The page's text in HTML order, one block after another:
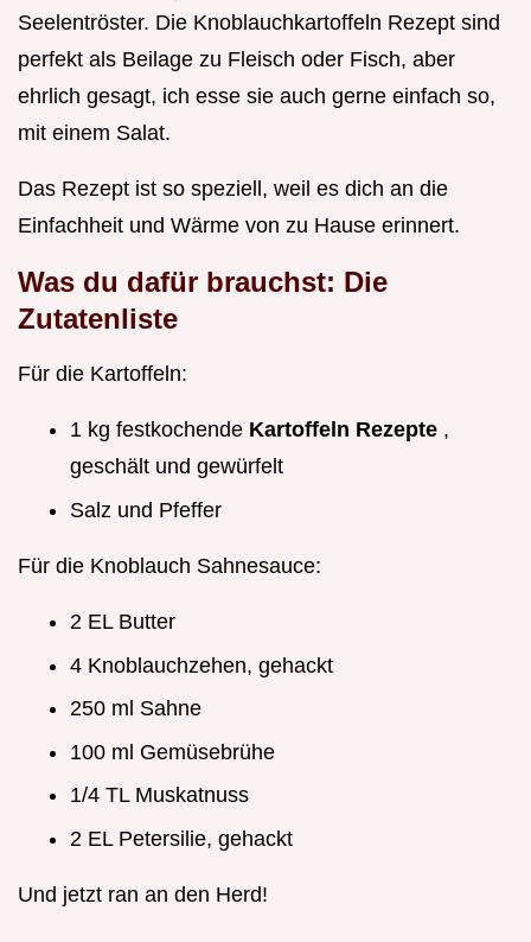
Seelentröster. Die Knoblauchkartoffeln Rezept sind
perfekt als Beilage zu Fleisch oder Fisch, aber
ehrlich gesagt, ich esse sie auch gerne einfach so,
mit einem Salat.
Das Rezept ist so speziell, weil es dich an die
Einfachheit und Wärme von zu Hause erinnert.
Was du dafür brauchst: Die
Zutatenliste
Für die Kartoffeln:
1 kg festkochende Kartoffeln Rezepte ,
geschält und gewürfelt
Salz und Pfeffer
Für die Knoblauch Sahnesauce:
2 EL Butter
4 Knoblauchzehen, gehackt
250 ml Sahne
100 ml Gemüsebrühe
1/4 TL Muskatnuss
2 EL Petersilie, gehackt
Und jetzt ran an den Herd!